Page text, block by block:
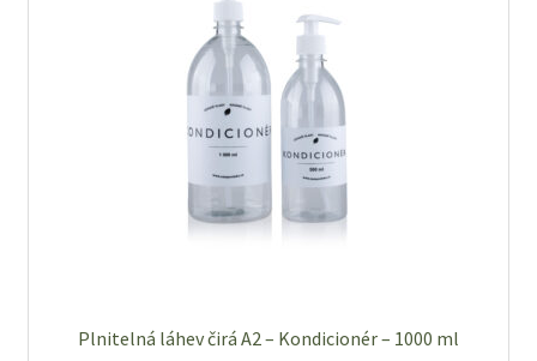
Plnitelná láhev čirá A2 – Kondicionér – 1000 ml